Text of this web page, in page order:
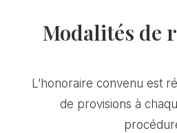
Modalités de
L’honoraire convenu est
de provisions à